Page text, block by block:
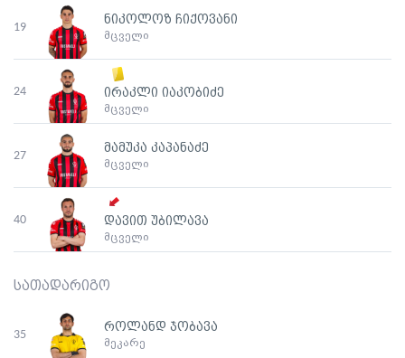
19
ნიკოლოზ ჩიქოვანი
მცველი
24 ირაკლი იაკობიძე
მცველი
27
მამუკა კაპანაძე
მცველი
40 დავით უბილავა
მცველი
სათადარიგო
35
როლანდ ჯობავა
მეკარე